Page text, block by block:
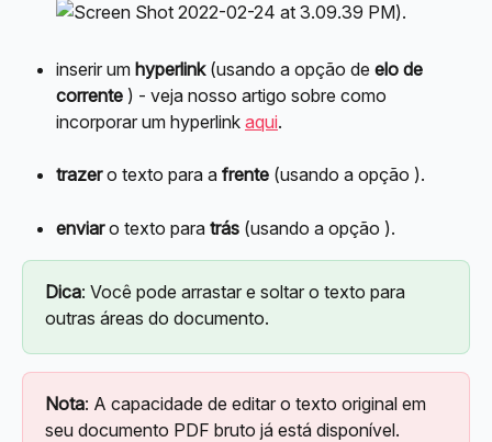
).
inserir um hyperlink (usando a opção de elo de
corrente ) - veja nosso artigo sobre como
incorporar um hyperlink aqui.
trazer o texto para a frente (usando a opção ).
enviar o texto para trás (usando a opção ).
Dica: Você pode arrastar e soltar o texto para
outras áreas do documento.
Nota: A capacidade de editar o texto original em
seu documento PDF bruto já está disponível.